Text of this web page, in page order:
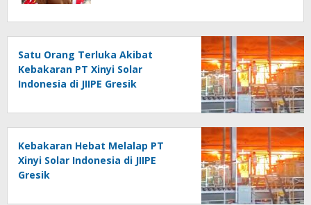
Satu Orang Terluka Akibat
Kebakaran PT Xinyi Solar
Indonesia di JIIPE Gresik
Kebakaran Hebat Melalap PT
Xinyi Solar Indonesia di JIIPE
Gresik